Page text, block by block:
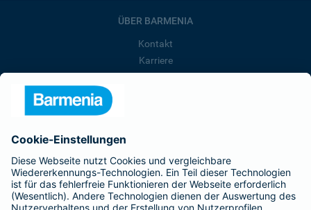
ÜBER BARMENIA
Kontakt
Karriere
Barmenia ist Teil der BarmeniaGothaer
BELIEBTE SEITEN
Kranken-Zusatzversicherung